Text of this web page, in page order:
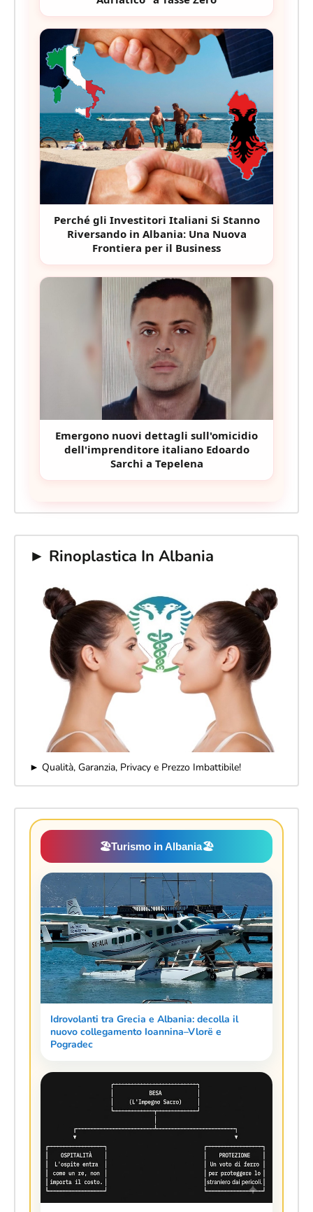
Perché gli Investitori Italiani Si Stanno
Riversando in Albania: Una Nuova
Frontiera per il Business
Emergono nuovi dettagli sull'omicidio
dell'imprenditore italiano Edoardo
Sarchi a Tepelena
► Rinoplastica In Albania
► Qualità, Garanzia, Privacy e Prezzo Imbattibile!
🏖️Turismo in Albania🏖️
Idrovolanti tra Grecia e Albania: decolla il
nuovo collegamento Ioannina–Vlorë e
Pogradec